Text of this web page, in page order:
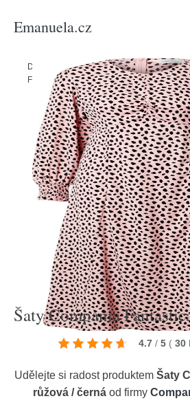
Emanuela.cz
Domů Produkty/Ženy/Oblečení/Šaty/
Fantastica růžová / černá
Šaty Compania
4.7 / 5 ( 30
Udělejte si radost produktem Šaty
růžová / černáod firmy